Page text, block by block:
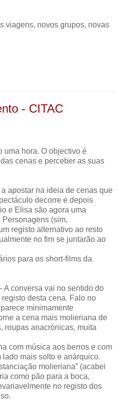
viagens, novos grupos, novas
- CITAC
uma hora. O objectivo é
cenas e perceber as suas
apostar na ideia de cenas que
decorre e depois
e Elisa são agora uma
(sim,
registo alternativo ao resto
no fim se juntarão ao
para os short-films da
A conversa vai no sentido do
desta cena. Falo no
minimamente
a cena mais molieriana de
roupas anacrónicas, muita
com música aos berros e com
mais solto e anárquico.
molieriana” (acabei
como pão para a boca,
no registo dos